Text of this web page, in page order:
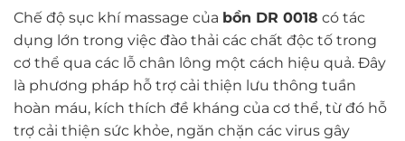
Chế độ sục khí massage của bồn DR 0018 có tác
dụng lớn trong việc đào thải các chất độc tố trong
cơ thể qua các lỗ chân lông một cách hiệu quả. Đây
là phương pháp hỗ trợ cải thiện lưu thông tuần
hoàn máu, kích thích đề kháng của cơ thể, từ đó hỗ
trợ cải thiện sức khỏe, ngăn chặn các virus gây